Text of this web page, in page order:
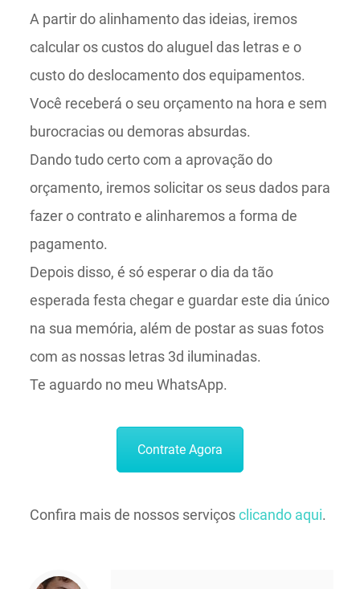
A partir do alinhamento das ideias, iremos
calcular os custos do aluguel das letras e o
custo do deslocamento dos equipamentos.
Você receberá o seu orçamento na hora e sem
burocracias ou demoras absurdas.
Dando tudo certo com a aprovação do
orçamento, iremos solicitar os seus dados para
fazer o contrato e alinharemos a forma de
pagamento.
Depois disso, é só esperar o dia da tão
esperada festa chegar e guardar este dia único
na sua memória, além de postar as suas fotos
com as nossas letras 3d iluminadas.
Te aguardo no meu WhatsApp.
Contrate Agora
Confira mais de nossos serviçosclicando aqui.